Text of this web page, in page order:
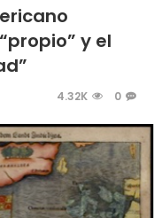
y el
4.32K 0